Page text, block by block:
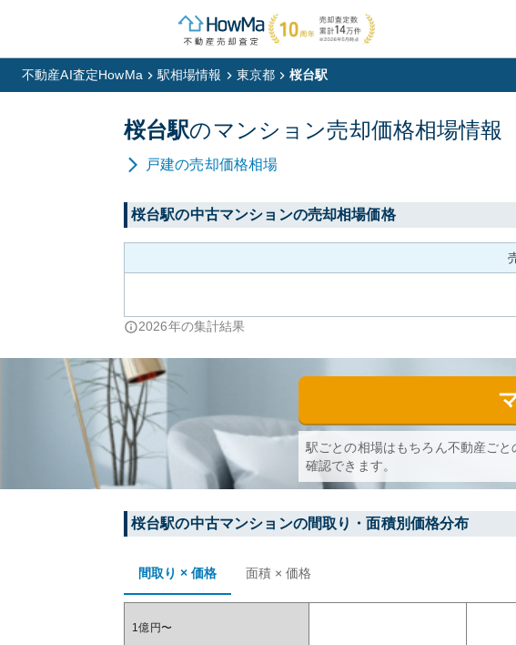
不動産AI査定HowMa 駅相場情報 東京都 桜台駅
桜台駅のマンション売却価格相場情報
戸建の売却価格相場
桜台駅の中古マンションの売却相場価格
2026年の集計結果
駅ごとの相場はもちろん不動産ご
確認できます。
桜台駅の中古マンションの間取り・面積別価格分布
間取り × 価格 面積 × 価格
1億円〜